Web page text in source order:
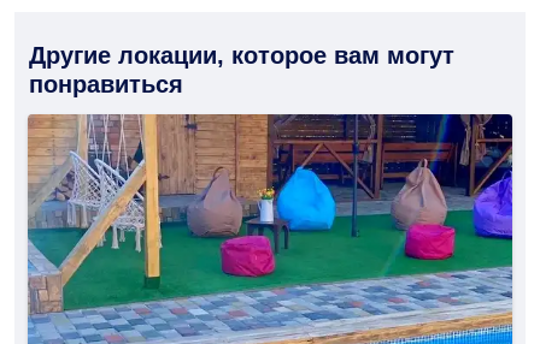
Другие локации, которое вам могут
понравиться